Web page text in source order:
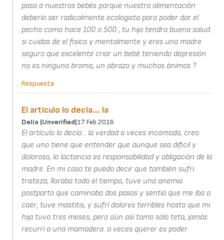
pasa a nuestros bebés porque nuestra alimentación
debería ser radicalmente ecologista para poder dar el
pecho como hace 100 o 500 , tu hijo tendra buena salud
si cuidas de el fisica y mentalmente y eres una madre
seguro que excelente criar un bebé teniendo depresión
no es ninguna broma, un abrazo y muchos ánimos ?
Respuesta
El artìculo lo decìa... la
Delia (unverified)17 Feb 2016
El artìculo lo decìa... la verdad a veces incomoda, creo
que uno tiene que entender que aunque sea dificil y
doloroso, la lactancia es responsabilidad y obligaciòn de la
madre. En mi caso te puedo decir que tambièn sufri
tristeza, lloraba todo el tiempo, tuve una anemia
postparto que caminaba dos pasos y sentìa que me iba a
caer, tuve mastitis, y sufrì dolores terribles hasta que mi
hija tuvo tres meses, pero aùn asì tomo sòlo teta, jamàs
recurrì a una mamadera. a veces querer es poder